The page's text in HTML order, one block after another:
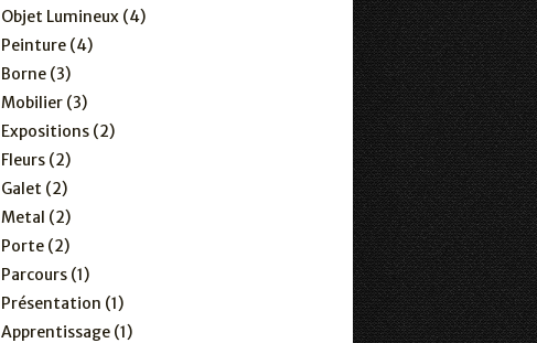
Objet Lumineux (4)
Peinture (4)
Borne (3)
Mobilier (3)
Expositions (2)
Fleurs (2)
Galet (2)
Metal (2)
Porte (2)
Parcours (1)
Présentation (1)
Apprentissage (1)